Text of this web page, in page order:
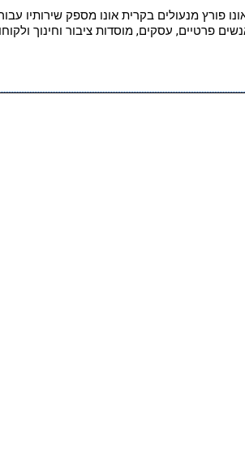
פורץ מנעולים בקרית אונו מספק שירותיו
פרטיים, עסקים, מוסדות ציבור וחינוך